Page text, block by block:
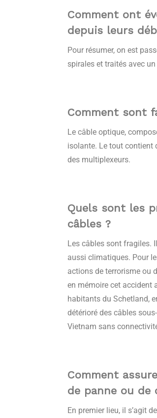
Comment ont
depuis leurs
Pour résumer, on est
spirales et traités avec
Comment sont
Le câble optique,
isolante. Le tout contient
des multiplexeurs.
Quels sont les
câbles ?
Les câbles sont fragiles.
aussi climatiques. Pour
actions de terrorisme ou
en mémoire cet accident
habitants du Schetland,
détérioré des câbles
Vietnam sans
Comment
de panne ou de
En premier lieu, il s’agit